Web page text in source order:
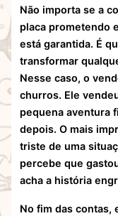
Não importa se a
placa prometendo
está garantida. É
transformar
Nesse caso, o
churros. Ele
pequena aventura
depois. O mais
triste de uma
percebe que
acha a história
No fim das contas,